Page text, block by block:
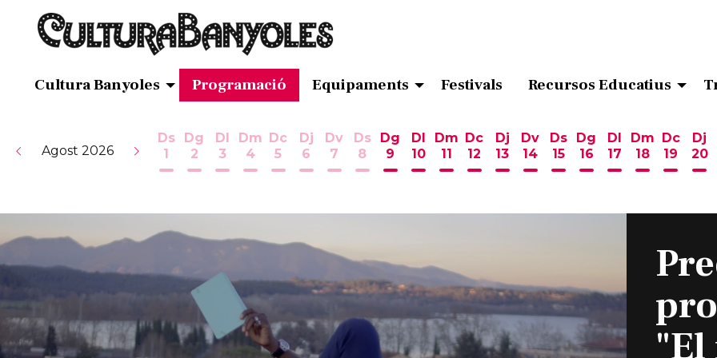
Cultura Banyoles Programació Equipaments Festivals Recursos Educatius
Agost 2026
Ds
1
Dissabte 1 d'agost
Dg
2
Diumenge 2 d'agost
Dl
3
Dilluns 3 d'agost
Dm
4
Dimarts 4 d'agost
Dc
5
Dimecres 5 d'agost
Dj
6
Dijous 6 d'agost
Dv
7
Divendres 7 d'agost
Ds
8
Dissabte 8 d'agost
Dg
9
Diumenge 9 d'agost
Dl
10
Dilluns 10 d'agost
Dm
11
Dimarts 11 d'agost
Dc
12
Dimecres 12 d'agost
Dj
13
Dijous 13 d'agost
Dv
14
Divendres 14 d'agost
Ds
15
Dissabte 15 d'agost
Dg
16
Diumenge 16
Dl
17
Dilluns 17
Dm
18
Dimarts 18
Dc
19
Dj
20
"El